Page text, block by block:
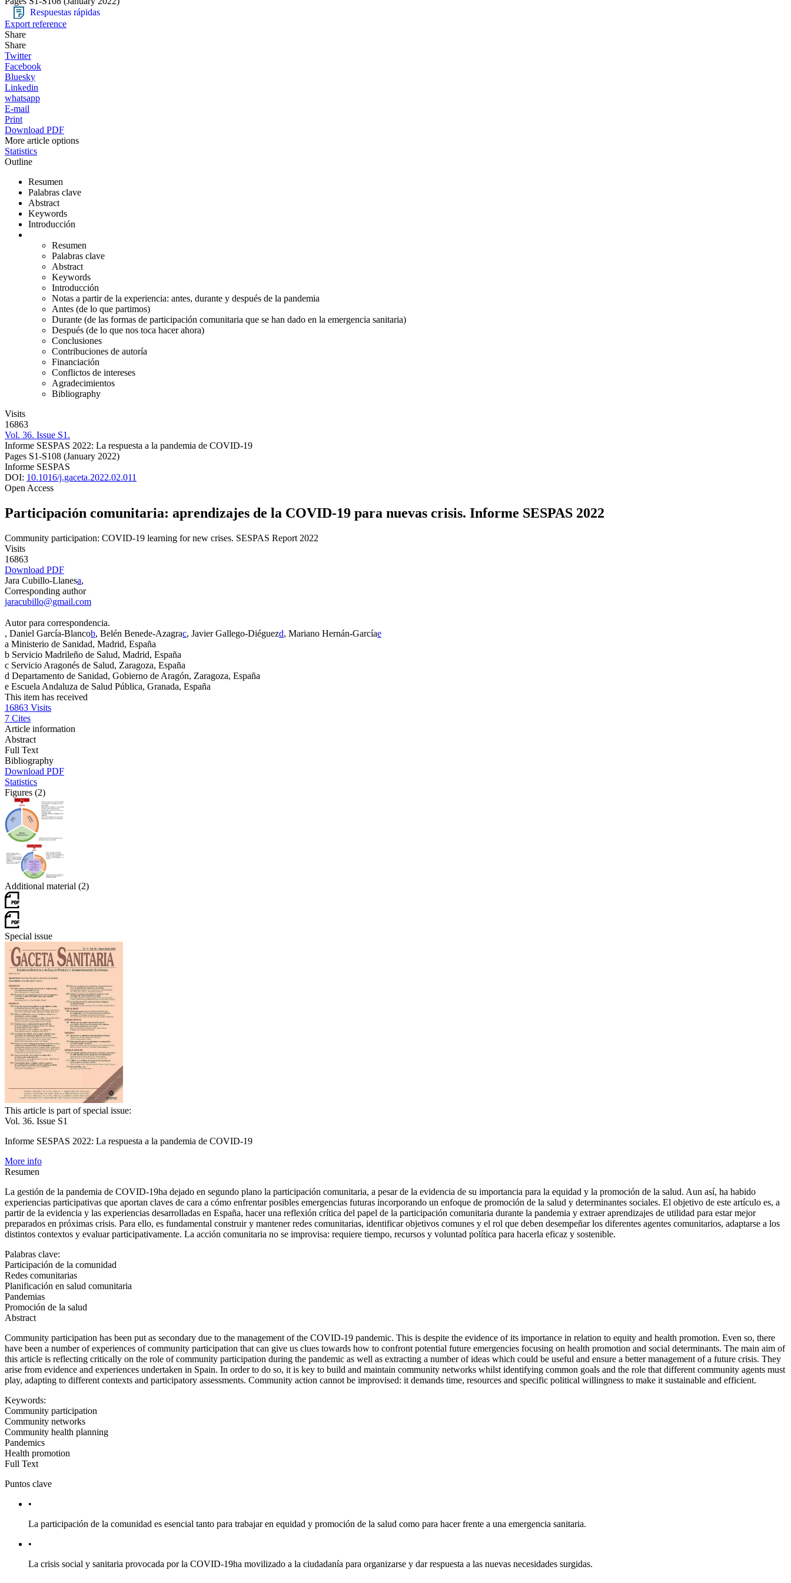
Respuestas rápidas
Export reference
Share
Share
Twitter
Facebook
Bluesky
Linkedin
whatsapp
E-mail
Print
Download PDF
More article options
Statistics
Outline
Resumen
Palabras clave
Abstract
Keywords
Introducción
Resumen
Palabras clave
Abstract
Keywords
Introducción
Notas a partir de la experiencia: antes, durante y después de la pandemia
Antes (de lo que partimos)
Durante (de las formas de participación comunitaria que se han dado en la emergencia sanitaria)
Después (de lo que nos toca hacer ahora)
Conclusiones
Contribuciones de autoría
Financiación
Conflictos de intereses
Agradecimientos
Bibliography
Visits
16863
Vol. 36. Issue S1.
Informe SESPAS 2022: La respuesta a la pandemia de COVID-19
Pages S1-S108 (January 2022)
Informe SESPAS
DOI: 10.1016/j.gaceta.2022.02.011
Open Access
Participación comunitaria: aprendizajes de la COVID-19 para nuevas crisis. Informe SESPAS 2022
Community participation: COVID-19 learning for new crises. SESPAS Report 2022
Visits
16863
Download PDF
Jara Cubillo-Llanesa,
Corresponding author
jaracubillo@gmail.com
Autor para correspondencia.
, Daniel García-Blancob, Belén Benede-Azagrac, Javier Gallego-Diéguezd, Mariano Hernán-Garcíae
a Ministerio de Sanidad, Madrid, España
b Servicio Madrileño de Salud, Madrid, España
c Servicio Aragonés de Salud, Zaragoza, España
d Departamento de Sanidad, Gobierno de Aragón, Zaragoza, España
e Escuela Andaluza de Salud Pública, Granada, España
This item has received
16863 Visits
7 Cites
Article information
Abstract
Full Text
Bibliography
Download PDF
Statistics
Figures (2)
Additional material (2)
Special issue
This article is part of special issue:
Vol. 36. Issue S1
Informe SESPAS 2022: La respuesta a la pandemia de COVID-19
More info
Resumen
La gestión de la pandemia de COVID-19ha dejado en segundo plano la participación comunitaria, a pesar de la evidencia de su importancia para la equidad y la promoción de la salud. Aun así, ha habido
experiencias participativas que aportan claves de cara a cómo enfrentar posibles emergencias futuras incorporando un enfoque de promoción de la salud y determinantes sociales. El objetivo de este artículo es, a
partir de la evidencia y las experiencias desarrolladas en España, hacer una reflexión crítica del papel de la participación comunitaria durante la pandemia y extraer aprendizajes de utilidad para estar mejor
preparados en próximas crisis. Para ello, es fundamental construir y mantener redes comunitarias, identificar objetivos comunes y el rol que deben desempeñar los diferentes agentes comunitarios, adaptarse a los
distintos contextos y evaluar participativamente. La acción comunitaria no se improvisa: requiere tiempo, recursos y voluntad política para hacerla eficaz y sostenible.
Palabras clave:
Participación de la comunidad
Redes comunitarias
Planificación en salud comunitaria
Pandemias
Promoción de la salud
Abstract
Community participation has been put as secondary due to the management of the COVID-19 pandemic. This is despite the evidence of its importance in relation to equity and health promotion. Even so, there
have been a number of experiences of community participation that can give us clues towards how to confront potential future emergencies focusing on health promotion and social determinants. The main aim of
this article is reflecting critically on the role of community participation during the pandemic as well as extracting a number of ideas which could be useful and ensure a better management of a future crisis. They
arise from evidence and experiences undertaken in Spain. In order to do so, it is key to build and maintain community networks whilst identifying common goals and the role that different community agents must
play, adapting to different contexts and participatory assessments. Community action cannot be improvised: it demands time, resources and specific political willingness to make it sustainable and efficient.
Keywords:
Community participation
Community networks
Community health planning
Pandemics
Health promotion
Full Text
Puntos clave
•
La participación de la comunidad es esencial tanto para trabajar en equidad y promoción de la salud como para hacer frente a una emergencia sanitaria.
•
La crisis social y sanitaria provocada por la COVID-19ha movilizado a la ciudadanía para organizarse y dar respuesta a las nuevas necesidades surgidas.